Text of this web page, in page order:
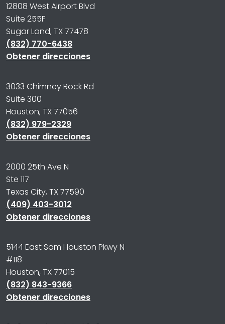
12808 West Airport Blvd
Suite 255F
Sugar Land, TX 77478
(832) 770-6438
Obtener direcciones
3033 Chimney Rock Rd
Suite 300
Houston, TX 77056
(832) 979-2329
Obtener direcciones
2000 25th Ave N
Ste 117
Texas City, TX 77590
(409) 403-3012
Obtener direcciones
5144 East Sam Houston Pkwy N
#118
Houston, TX 77015
(832) 843-9366
Obtener direcciones